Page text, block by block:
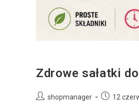
Zdrowe sałatki
shopmanager 12